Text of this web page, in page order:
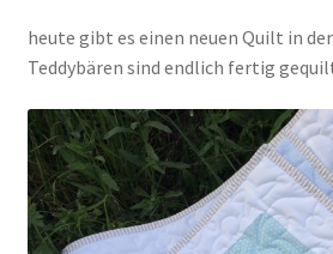
Kasse
Mein Konto
Shop
Versandarten
heute gibt es einen neuen Quilt in
Teddybären sind endlich fertig